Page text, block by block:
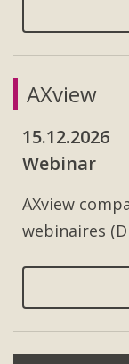
AXview
15.12.2026
Webinar
AXview
webinaires